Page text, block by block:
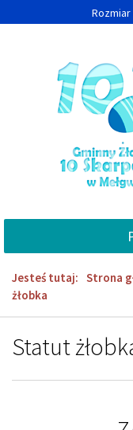
do
do
Jesteś tutaj: Strona
żłobka
Statut